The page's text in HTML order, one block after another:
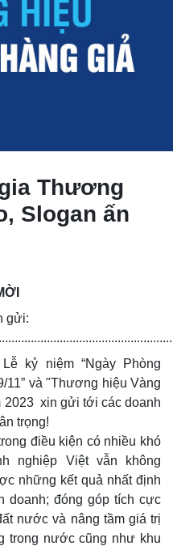
Thương
Slogan ấn
kỷ niệm “Ngày Phòng
11” và "Thương hiệu Vàng
2023 xin gửi tới các doanh
trọng!
điều kiện có nhiều khó
nghiệp Việt vẫn không
những kết quả nhất định
doanh; đóng góp tích cực
nước và nâng tầm giá trị
trong nước cũng như khu